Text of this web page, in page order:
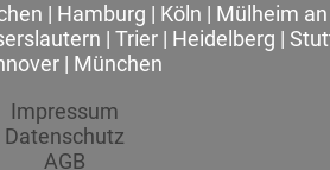
| Hamburg | Köln | Mülheim
| Trier| Heidelberg |
| München
Impressum
Datenschutz
AGB